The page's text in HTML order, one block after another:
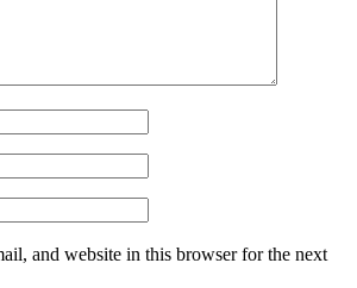
and website in this browser for the next